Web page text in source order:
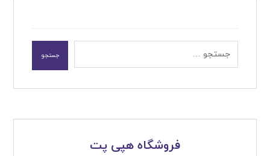
جستجو
فروشگاه هپی پت